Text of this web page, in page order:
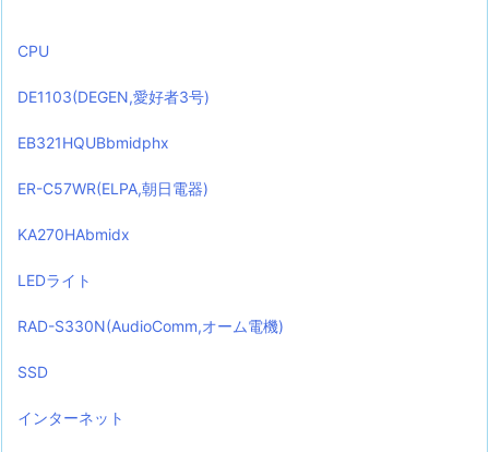
CPU
DE1103(DEGEN,愛好者3号)
EB321HQUBbmidphx
ER-C57WR(ELPA,朝日電器)
KA270HAbmidx
LEDライト
RAD-S330N(AudioComm,オーム電機)
SSD
インターネット